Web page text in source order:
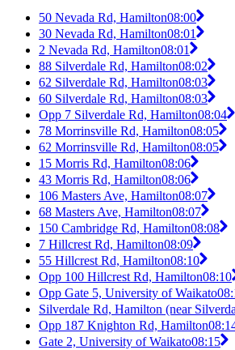
50 Nevada Rd, Hamilton08:00
30 Nevada Rd, Hamilton08:01
2 Nevada Rd, Hamilton08:01
88 Silverdale Rd, Hamilton08:02
62 Silverdale Rd, Hamilton08:03
60 Silverdale Rd, Hamilton08:03
Opp 7 Silverdale Rd, Hamilton08:04
78 Morrinsville Rd, Hamilton08:05
62 Morrinsville Rd, Hamilton08:05
15 Morris Rd, Hamilton08:06
43 Morris Rd, Hamilton08:06
106 Masters Ave, Hamilton08:07
68 Masters Ave, Hamilton08:07
150 Cambridge Rd, Hamilton08:08
7 Hillcrest Rd, Hamilton08:09
55 Hillcrest Rd, Hamilton08:10
Opp 100 Hillcrest Rd, Hamilton08:10
Opp Gate 5, University of Waikato
Silverdale Rd, Hamilton (near
Opp 187 Knighton Rd, Hamilton
Gate 2, University of Waikato08:15